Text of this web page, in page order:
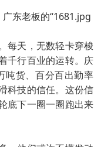
每天，无数轻卡穿梭
千行百业的运转。庆
吨货、百分百出勤率
科技的信任。这份信
底下一圈一圈跑出来